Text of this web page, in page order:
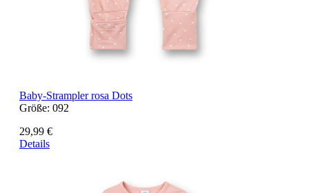
Baby-Strampler rosa Dots
Größe: 092
29,99 €
Details